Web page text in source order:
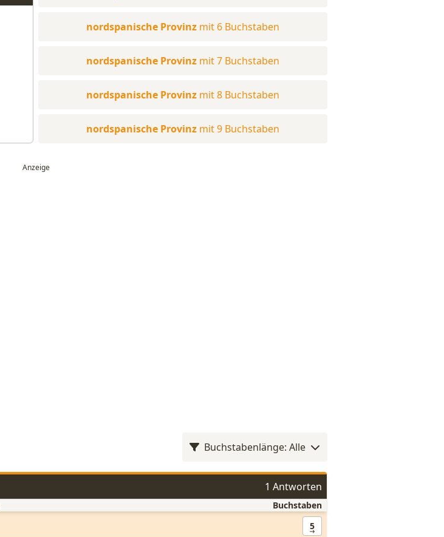
nordspanische Provinz mit 6 Buchstaben
nordspanische Provinz mit 7 Buchstaben
nordspanische Provinz mit 8 Buchstaben
nordspanische Provinz mit 9 Buchstaben
Buchstabenlänge: Alle
1 Antworten
Buchstaben
5